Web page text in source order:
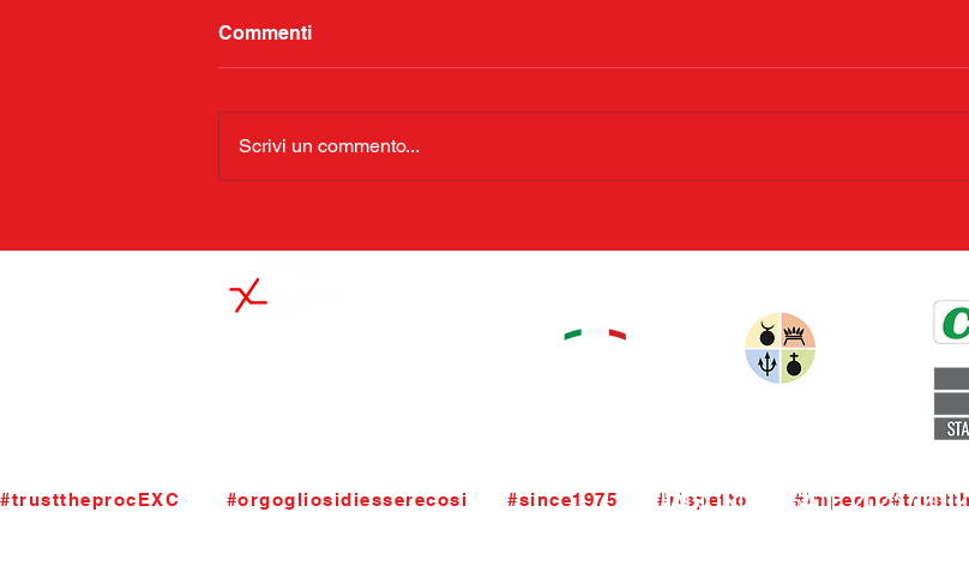
Commenti
Scrivi un commento...
#trusttheprocEXC       #orgogliosidiesserecosi      #since1975      #rispetto       #impegno
STAGIONI PASSATE 2023 / 2012